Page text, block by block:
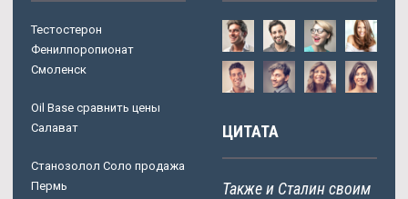
Тестостерон
Фенилпоропионат
Смоленск
Oil Base сравнить цены
Салават
Станозолол Соло продажа
Пермь
ЦИТАТА
Также и Сталин своим